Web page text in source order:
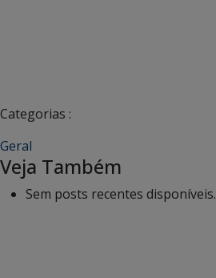
Categorias :
Geral
Veja Também
Sem posts recentes disponíveis.